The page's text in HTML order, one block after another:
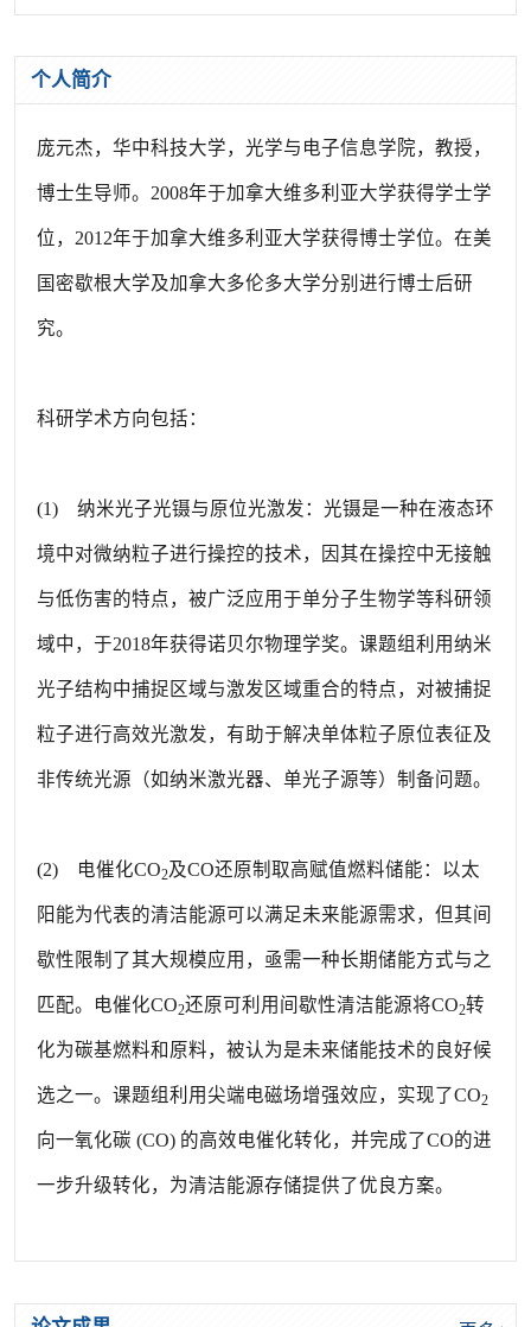
个人简介
庞元杰，华中科技大学，光学与电子信息学院，教授，
博士生导师。2008年于加拿大维多利亚大学获得学士学
位，2012年于加拿大维多利亚大学获得博士学位。在美
国密歇根大学及加拿大多伦多大学分别进行博士后研
究。
科研学术方向包括：
(1) 纳米光子光镊与原位光激发：光镊是一种在液态环
境中对微纳粒子进行操控的技术，因其在操控中无接触
与低伤害的特点，被广泛应用于单分子生物学等科研领
域中，于2018年获得诺贝尔物理学奖。课题组利用纳米
光子结构中捕捉区域与激发区域重合的特点，对被捕捉
粒子进行高效光激发，有助于解决单体粒子原位表征及
非传统光源（如纳米激光器、单光子源等）制备问题。
(2) 电催化CO2及CO还原制取高赋值燃料储能：以太
阳能为代表的清洁能源可以满足未来能源需求，但其间
歇性限制了其大规模应用，亟需一种长期储能方式与之
匹配。电催化CO2还原可利用间歇性清洁能源将CO2转
化为碳基燃料和原料，被认为是未来储能技术的良好候
选之一。课题组利用尖端电磁场增强效应，实现了CO2
向一氧化碳 (CO) 的高效电催化转化，并完成了CO的进
一步升级转化，为清洁能源存储提供了优良方案。